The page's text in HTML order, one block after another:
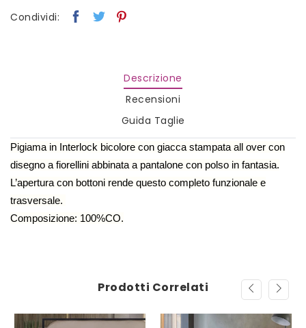
Condividi:
Descrizione
Recensioni
Guida Taglie
Pigiama in Interlock bicolore con giacca stampata all over con
disegno a fiorellini abbinata a pantalone con polso in fantasia.
L’apertura con bottoni rende questo completo funzionale e
trasversale.
Composizione: 100%CO.
Prodotti Correlati